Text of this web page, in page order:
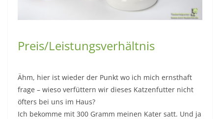
Preis/Leistungsverhältnis
Ähm, hier ist wieder der Punkt wo ich mich ernsthaft
frage – wieso verfüttern wir dieses Katzenfutter nicht
öfters bei uns im Haus?
Ich bekomme mit 300 Gramm meinen Kater satt. Und ja